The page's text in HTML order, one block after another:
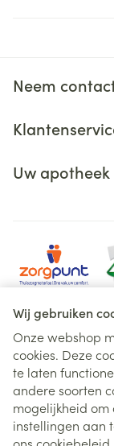
Wij gebruiken
Onze webshop
cookies. Deze
te laten
andere soorten
mogelijkheid om
instellingen aan
Neem
Uw apotheek
Juridische links